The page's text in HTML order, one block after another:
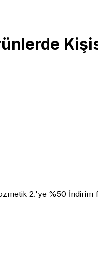
2.'ye %50 İndirim